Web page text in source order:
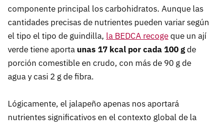
componente principal los carbohidratos. Aunque las
cantidades precisas de nutrientes pueden variar según
el tipo el tipo de guindilla, la BEDCA recogeque un ají
verde tiene aporta unas 17 kcal por cada 100 gde
porción comestible en crudo, con más de 90 g de
agua y casi 2 g de fibra.
Lógicamente, el jalapeño apenas nos aportará
nutrientes significativos en el contexto global de la